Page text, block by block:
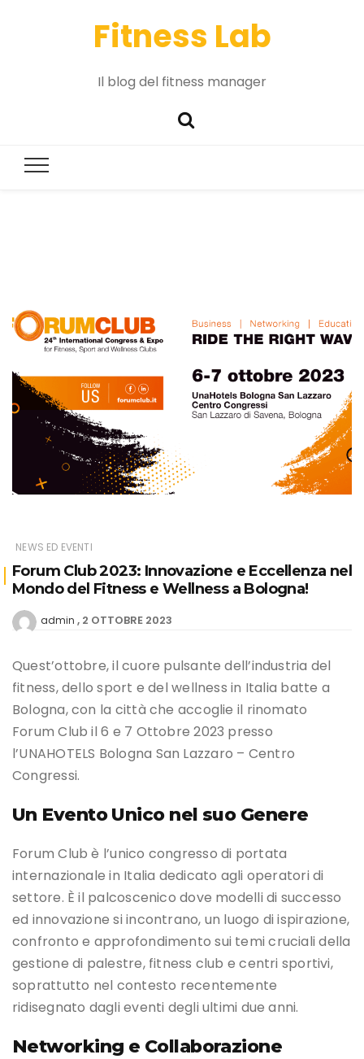
Fitness Lab
Il blog del fitness manager
NEWS ED EVENTI
Forum Club 2023: Innovazione e Eccellenza nel
Mondo del Fitness e Wellness a Bologna!
admin 2 OTTOBRE 2023
Quest’ottobre, il cuore pulsante dell’industria del
fitness, dello sport e del wellness in Italia batte a
Bologna, con la città che accoglie il rinomato
Forum Club il 6 e 7 Ottobre 2023 presso
l’UNAHOTELS Bologna San Lazzaro – Centro
Congressi.
Un Evento Unico nel suo Genere
Forum Club è l’unico congresso di portata
internazionale in Italia dedicato agli operatori di
settore. È il palcoscenico dove modelli di successo
ed innovazione si incontrano, un luogo di ispirazione,
confronto e approfondimento sui temi cruciali della
gestione di palestre, fitness club e centri sportivi,
soprattutto nel contesto recentemente
ridisegnato dagli eventi degli ultimi due anni.
Networking e Collaborazione